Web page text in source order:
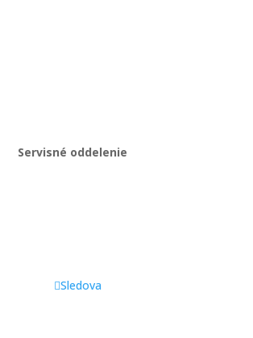
Servisné oddelenie
Sledova